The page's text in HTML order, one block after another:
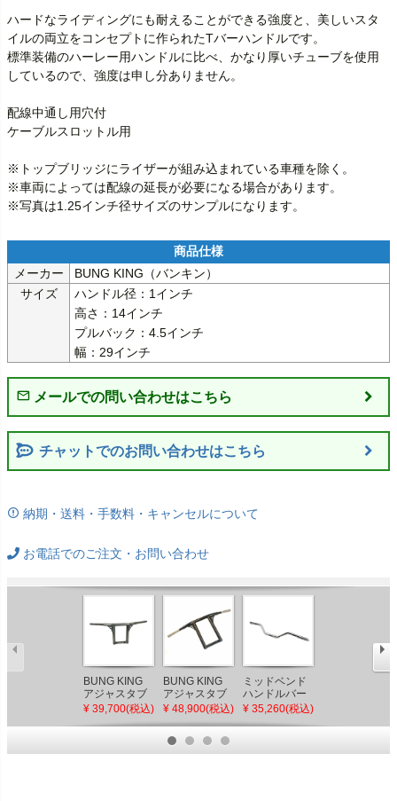
ハードなライディングにも耐えることができる強度と、美しいスタ
イルの両立をコンセプトに作られたTバーハンドルです。
標準装備のハーレー用ハンドルに比べ、かなり厚いチューブを使用
しているので、強度は申し分ありません。
配線中通し用穴付
ケーブルスロットル用
※トップブリッジにライザーが組み込まれている車種を除く。
※車両によっては配線の延長が必要になる場合があります。
メーカー
BUNG KING（バンキン）
サイズ
ハンドル径：1インチ
高さ：14インチ
プルバック：4.5インチ
幅：29インチ
チャットでのお問い合わせはこちら
納期・送料・手数料・キャンセルについて
お電話でのご注文・お問い合わせ
BUNG KING
アジャスタブ
ル Tバー 10イ
¥ 39,700(税込)
BUNG KING
アジャスタブ
ル Tバー グロ
¥ 48,900(税込)
ミッドベンド
ハンドルバー
クローム
¥ 35,260(税込)